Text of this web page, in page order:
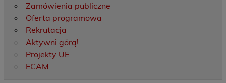
Zamówienia publiczne
Oferta programowa
Rekrutacja
Aktywni górą!
Projekty UE
ECAM